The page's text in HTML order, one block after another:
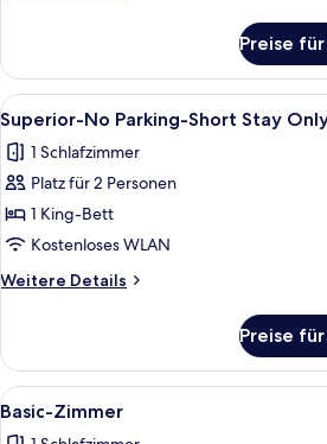
Preise
Alle
Fotos
für
Superior-
No
Parking-
Short
Stay
anzeigen
1
11
Superior-No Parking-Short Stay
1 Schlafzimmer
Platz für 2 Personen
1 King-Bett
Kostenloses WLAN
Weitere Details
Weitere
No
Parking-
Short
Preise
Alle
Fotos
1
11
Basic-Zimmer